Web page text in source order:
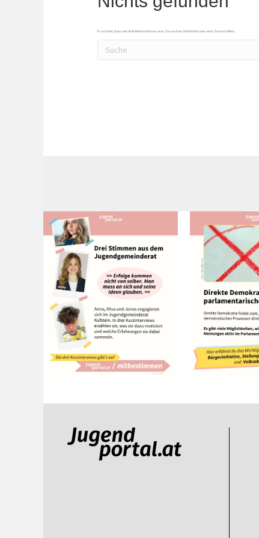
Es scheint, dass wir nicht finden können, was Sie suchen. Vielleicht kann eine Suche helfen.